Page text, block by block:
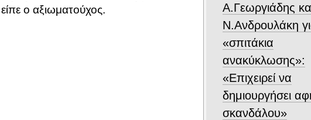
είπε ο αξιωματούχος.
Α.Γεωργιάδης
Ν.Ανδρουλάκη
«σπιτάκια
ανακύκλωσης»:
«Επιχειρεί να
δημιουργήσει
σκανδάλου»